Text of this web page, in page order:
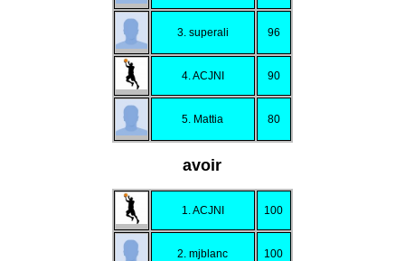
3. superali 96
4. ACJNI 90
5. Mattia 80
avoir
1. ACJNI 100
2. mjblanc 100